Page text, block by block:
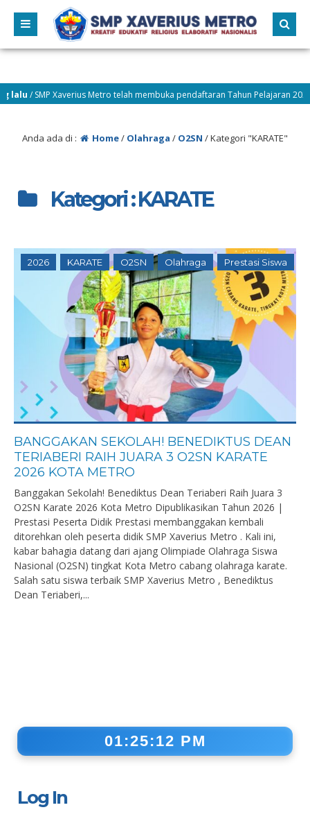
/ SMP Xaverius Metro telah membuka pendaftaran Tahun Pelajaran
• Berprestasi
Anda ada di : Home/ Olahraga / O2SN /Kategori "KARATE"
Kategori : KARATE
2026 KARATE O2SN Olahraga Prestasi Siswa
BANGGAKAN SEKOLAH! BENEDIKTUS DEAN
TERIABERI RAIH JUARA 3 O2SN KARATE
2026 KOTA METRO
Banggakan Sekolah! Benediktus Dean Teriaberi Raih Juara 3
O2SN Karate 2026 Kota Metro Dipublikasikan Tahun 2026 |
Prestasi Peserta Didik Prestasi membanggakan kembali
ditorehkan oleh peserta didik SMP Xaverius Metro . Kali ini,
kabar bahagia datang dari ajang Olimpiade Olahraga Siswa
Nasional (O2SN) tingkat Kota Metro cabang olahraga karate.
Salah satu siswa terbaik SMP Xaverius Metro , Benediktus
Dean Teriaberi,...
01:25:12 PM
Log In